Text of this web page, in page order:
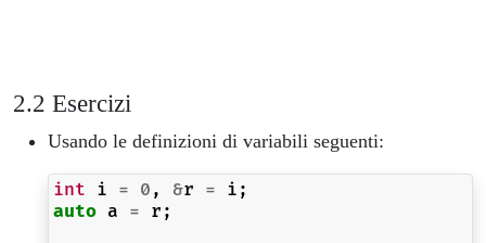
Esercizi
Usando le definizioni di variabili seguenti:
int i = 0 , &r = i ;
auto a = r ;